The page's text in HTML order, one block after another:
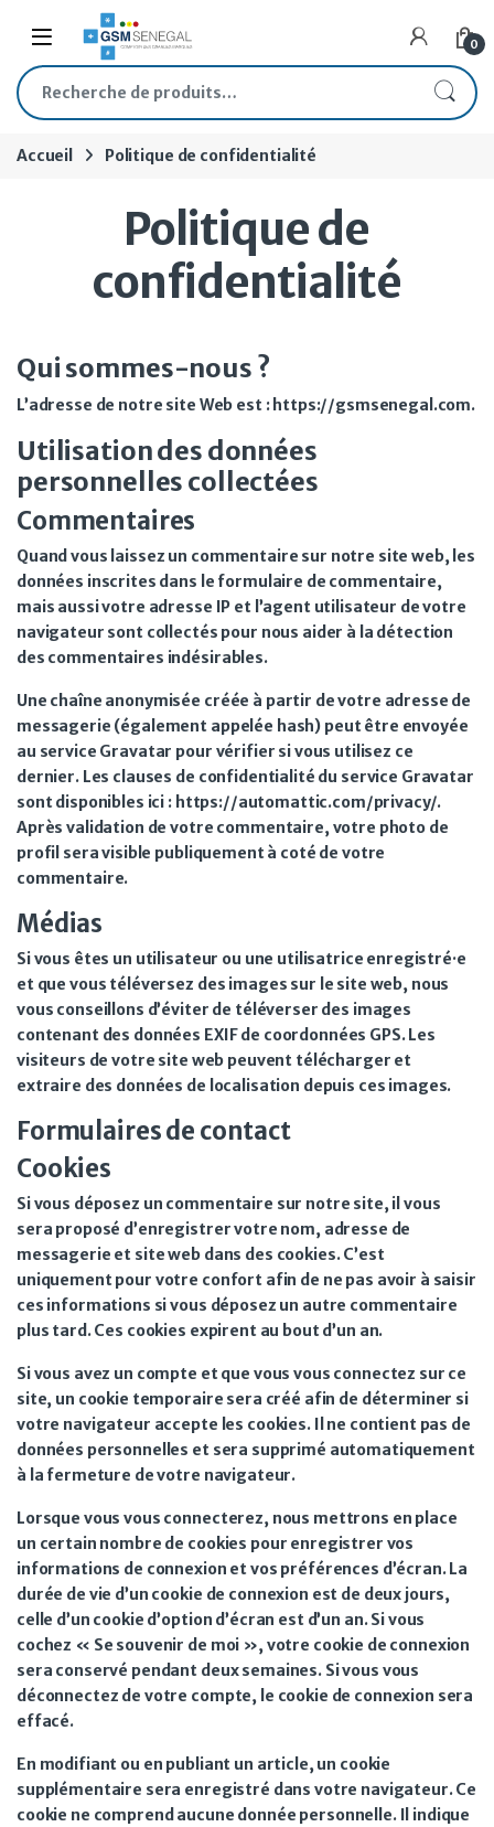
Skip to navigation
Skip to content
Open 0
Recherche pour :
Accueil Politique de confidentialité
Politique de
confidentialité
Qui sommes-nous ?
L’adresse de notre site Web est : https://gsmsenegal.com.
Utilisation des données
personnelles collectées
Commentaires
Quand vous laissez un commentaire sur notre site web, les
données inscrites dans le formulaire de commentaire,
mais aussi votre adresse IP et l’agent utilisateur de votre
navigateur sont collectés pour nous aider à la détection
des commentaires indésirables.
Une chaîne anonymisée créée à partir de votre adresse de
messagerie (également appelée hash) peut être envoyée
au service Gravatar pour vérifier si vous utilisez ce
dernier. Les clauses de confidentialité du service Gravatar
sont disponibles ici : https://automattic.com/privacy/.
Après validation de votre commentaire, votre photo de
profil sera visible publiquement à coté de votre
commentaire.
Médias
Si vous êtes un utilisateur ou une utilisatrice enregistré·e
et que vous téléversez des images sur le site web, nous
vous conseillons d’éviter de téléverser des images
contenant des données EXIF de coordonnées GPS. Les
visiteurs de votre site web peuvent télécharger et
extraire des données de localisation depuis ces images.
Formulaires de contact
Cookies
Si vous déposez un commentaire sur notre site, il vous
sera proposé d’enregistrer votre nom, adresse de
messagerie et site web dans des cookies. C’est
uniquement pour votre confort afin de ne pas avoir à saisir
ces informations si vous déposez un autre commentaire
plus tard. Ces cookies expirent au bout d’un an.
Si vous avez un compte et que vous vous connectez sur ce
site, un cookie temporaire sera créé afin de déterminer si
votre navigateur accepte les cookies. Il ne contient pas de
données personnelles et sera supprimé automatiquement
à la fermeture de votre navigateur.
Lorsque vous vous connecterez, nous mettrons en place
un certain nombre de cookies pour enregistrer vos
informations de connexion et vos préférences d’écran. La
durée de vie d’un cookie de connexion est de deux jours,
celle d’un cookie d’option d’écran est d’un an. Si vous
cochez « Se souvenir de moi », votre cookie de connexion
sera conservé pendant deux semaines. Si vous vous
déconnectez de votre compte, le cookie de connexion sera
effacé.
En modifiant ou en publiant un article, un cookie
supplémentaire sera enregistré dans votre navigateur. Ce
cookie ne comprend aucune donnée personnelle. Il indique